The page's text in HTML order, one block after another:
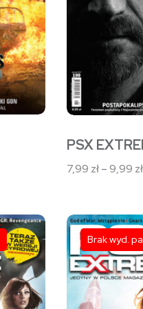
można
stronie
produktu
PSX
7,99 zł–9,99 zł
Ten
produkt
ma
wiele
Brak wyd.